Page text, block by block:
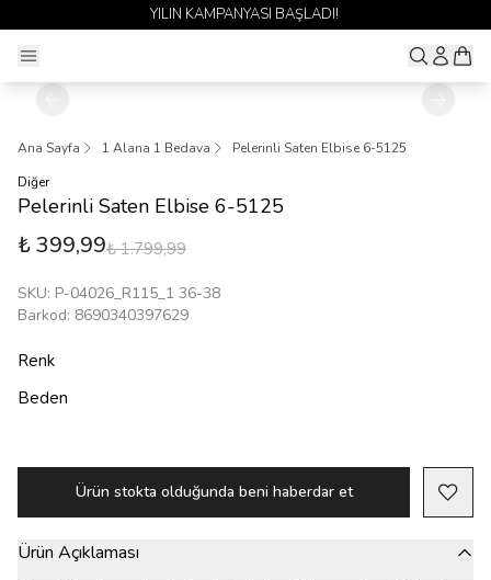
YILIN KAMPANYASI BAŞLADI!
Ana Sayfa 1 Alana 1 Bedava
Pelerinli Saten Elbise 6-5125
Diğer
Pelerinli Saten Elbise 6-5125
₺ 399,99₺ 1.799,99
SKU: P-04026_R115_1 36-38
Barkod: 8690340397629
Renk
Beden
Ürün stokta olduğunda beni haberdar et
Ürün Açıklaması